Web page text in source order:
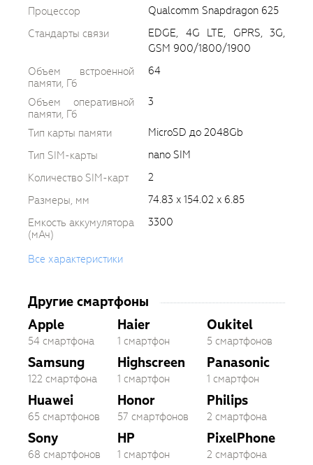
Процессор
Qualcomm Snapdragon 625
Стандарты связи
EDGE, 4G LTE, GPRS, 3G,
GSM 900/1800/1900
Объем встроенной
памяти, Гб
64
Объем оперативной
памяти, Гб
3
Тип карты памяти
MicroSD до 2048Gb
Тип SIM-карты
nano SIM
Количество SIM-карт
2
Размеры, мм
74.83 x 154.02 x 6.85
Емкость аккумулятора
(мАч)
3300
Все характеристики
Другие смартфоны
Apple
54 смартфона
Samsung
122 смартфона
Huawei
65 смартфонов
Sony
68 смартфонов
Haier
1 смартфон
Highscreen
1 смартфон
Honor
57 смартфонов
HP
1 смартфон
Oukitel
5 смартфонов
Panasonic
1 смартфон
Philips
2 смартфона
PixelPhone
2 смартфона